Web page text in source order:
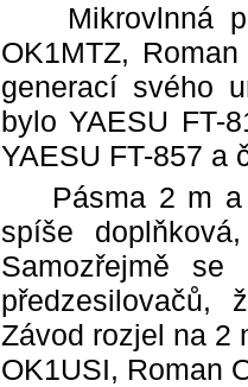
Mikrovlnná
OK1MTZ,
generací svého
bylo YAESU FT-
YAESU FT-857 a
Pásma 2 m a
spíše
Samozřejmě
předzesilovačů,
Závod rozjel na 2
OK1USI, Roman